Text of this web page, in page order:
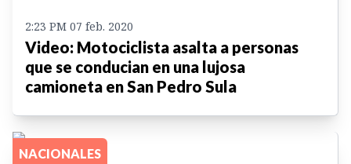
2:23 PM 07 feb. 2020
Video: Motociclista asalta a personas
que se conducian en una lujosa
camioneta en San Pedro Sula
NACIONALES